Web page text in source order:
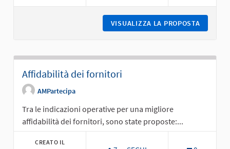
VISUALIZZA LA PROPOSTA
Affidabilità dei fornitori
AMPartecipa
Tra le indicazioni operative per una migliore
affidabilità dei fornitori, sono state proposte:...
CREATO IL